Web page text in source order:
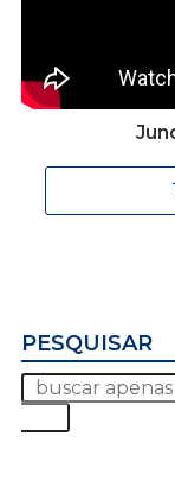
PESQUISAR